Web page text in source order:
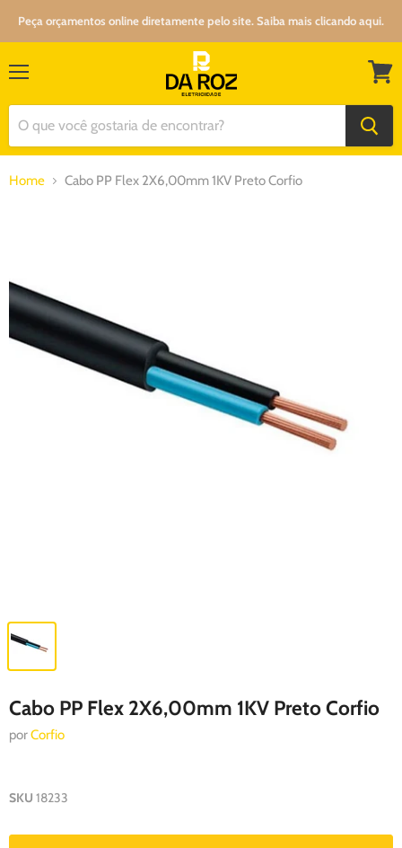
Peça orçamentos online diretamente pelo site. Saiba mais clicando aqui.
Home Cabo PP Flex 2X6,00mm 1KV Preto Corfio
Cabo PP Flex 2X6,00mm 1KV Preto Corfio
porCorfio
SKU 18233